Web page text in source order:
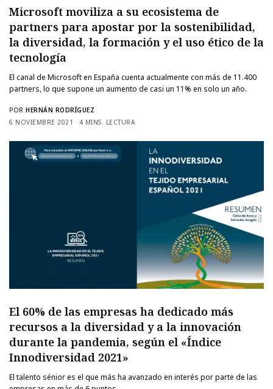
Microsoft moviliza a su ecosistema de
partners para apostar por la sostenibilidad,
la diversidad, la formación y el uso ético de la
tecnología
El canal de Microsoft en España cuenta actualmente con más de 11.400
partners, lo que supone un aumento de casi un 11% en solo un año.
POR HERNÁN RODRÍGUEZ
6 NOVIEMBRE 2021
4 MINS. LECTURA
El 60% de las empresas ha dedicado más
recursos a la diversidad y a la innovación
durante la pandemia, según el «Índice
Innodiversidad 2021»
El talento sénior es el que más ha avanzado en interés por parte de las